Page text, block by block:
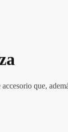
que,